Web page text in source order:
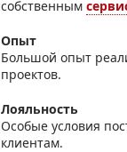
собственным
Опыт
Большой опыт
проектов.
Лояльность
Особые условия
клиентам.